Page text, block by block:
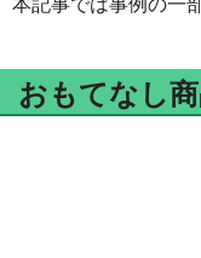
おもてなし